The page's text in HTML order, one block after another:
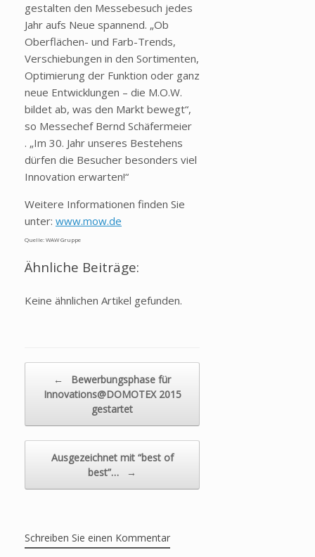
gestalten den Messebesuch jedes
Jahr aufs Neue spannend. „Ob
Oberflächen- und Farb-Trends,
Verschiebungen in den Sortimenten,
Optimierung der Funktion oder ganz
neue Entwicklungen – die M.O.W.
bildet ab, was den Markt bewegt“,
so Messechef Bernd Schäfermeier
. „Im 30. Jahr unseres Bestehens
dürfen die Besucher besonders viel
Innovation erwarten!“
Weitere Informationen finden Sie
unter: www.mow.de
Quelle: WAW Gruppe
Ähnliche Beiträge:
Keine ähnlichen Artikel gefunden.
←
Bewerbungsphase für
Innovations@DOMOTEX 2015
gestartet
Ausgezeichnet mit “best of
best”…
→
Schreiben Sie einen Kommentar